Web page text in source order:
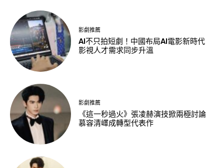
影劇推薦
AI不只拍短劇！中國布局AI電影新時代
影視人才需求同步升溫
影劇推薦
《這一秒過火》張凌赫演技掀兩極討論
慕容清嶧成轉型代表作